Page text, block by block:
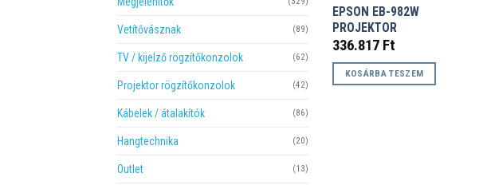
Vetítővásznak (89)
TV / kijelző rögzítőkonzolok (62)
Projektor rögzítőkonzolok (42)
Kábelek / átalakítók (86)
Hangtechnika (20)
Outlet (13)
EPSON EB-982W
PROJEKTOR
336.817 Ft
KOSÁRBA TESZEM